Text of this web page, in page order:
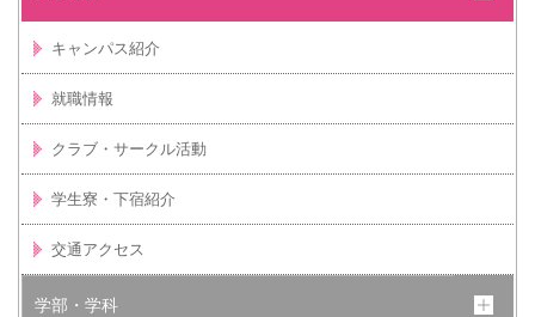
キャンパス紹介
就職情報
クラブ・サークル活動
学生寮・下宿紹介
交通アクセス
学部・学科